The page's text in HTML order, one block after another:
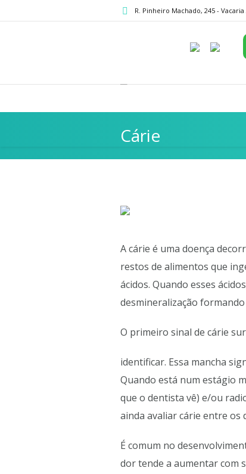
R. Pinheiro Machado, 245 - Vacaria
Cárie
A cárie é uma doença
restos de alimentos que
ácidos. Quando esses
desmineralização formando
O primeiro sinal de cárie
identificar. Essa mancha
Quando está num estágio
que o dentista vê) e/ou
ainda avaliar cárie entre os
É comum no
dor tende a aumentar com